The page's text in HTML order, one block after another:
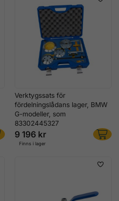
Verktygssats för
fördelningslådans lager, BMW
G-modeller, som
83302445327
9 196 kr
Finns i lager